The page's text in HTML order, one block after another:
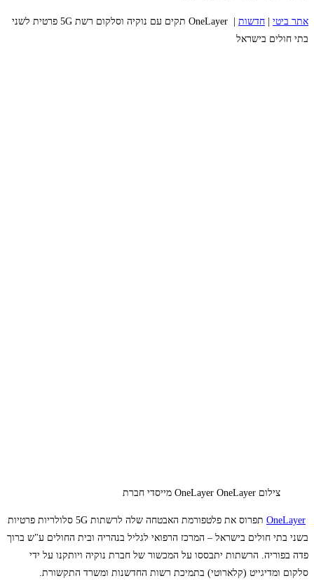
אתר ביטי חדשות
OneLayer תקים עם נוקיה וסלקום רשת 5G פרטית לשני
בתי חולים בישראל
צילום OneLayer OneLayer מייסדי חברת
OneLayer
תפרוס את פלטפורמת האבטחה שלה לרשתות 5G סלולריות פרטיות
בשני בתי חולים בישראל – המרכז הרפואי לגליל בנהריה ובית החולים ע"ש ברוך
פדה בפוריה. הרשתות יתבססו על המכשור של חברת נוקיה ויותקנו על ידי
סלקום ומדיגייט (קלארוטי) בתמיכת רשות החדשנות ומשרד התקשורת.